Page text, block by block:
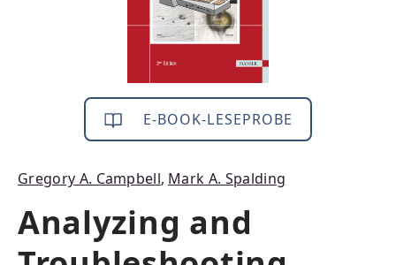
E-BOOK-LESEPROBE
Gregory A. Campbell, Mark A. Spalding
Analyzing and